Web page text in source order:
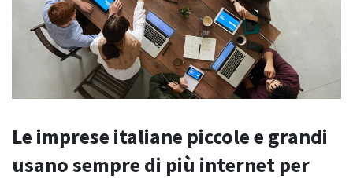
Le imprese italiane piccole e grandi
usano sempre di più internet per